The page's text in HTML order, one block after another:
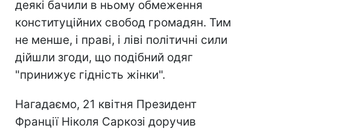
деякі бачили в ньому обмеження
конституційних свобод громадян. Тим
не менше, і праві, і ліві політичні сили
дійшли згоди, що подібний одяг
"принижує гідність жінки".
Нагадаємо, 21 квітня Президент
Франції Ніколя Саркозі доручив